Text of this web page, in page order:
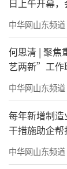
部门
求的基础
总工会、
等11部门
盼、政府
资源，拓
教育主管
学校，对
中华网山东频道
何思清 | 聚焦
艺两新”工作
中华网山东频道
每年新增制
干措施助企
中华网山东频道